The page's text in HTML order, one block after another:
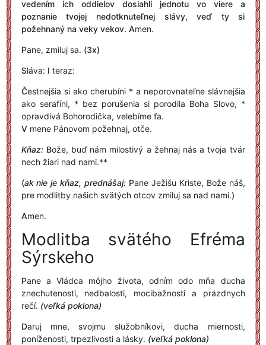
vedením ich oddielov dosiahli jednotu vo viere a
poznanie tvojej nedotknuteľnej slávy, veď ty si
požehnaný na veky vekov. Amen.
Pane, zmiluj sa. (3x)
Sláva: I teraz:
Čestnejšia si ako cherubíni * a neporovnateľne slávnejšia
ako serafíni, * bez porušenia si porodila Boha Slovo, *
opravdivá Bohorodička, velebíme ťa.
Vmene Pánovom požehnaj, otče.
Kňaz:Bože, buď nám milostivý a žehnaj nás a tvoja tvár
nech žiari nad nami.**
(ak nie je kňaz, prednášaj: Pane Ježišu Kriste, Bože náš,
pre modlitby našich svätých otcov zmiluj sa nad nami.)
Amen.
Modlitba svätého Efréma
Sýrskeho
Pane a Vládca môjho života, odním odo mňa ducha
znechutenosti, nedbalosti, mocibažnosti a prázdnych
rečí. (veľká poklona)
Daruj mne, svojmu služobníkovi, ducha miernosti,
poníženosti, trpezlivosti a lásky. (veľká poklona)